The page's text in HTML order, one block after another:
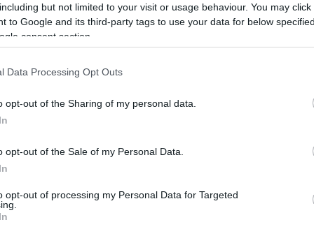
but not limited to your visit or usage behaviour. You may
to Google and its third-party tags to use your data for below
consent section.
Data Processing Opt Outs
opt-out of the Sharing of my personal data.
opt-out of the Sale of my Personal Data.
opt-out of processing my Personal Data for Targeted
dischetto decidessero l’incontro.